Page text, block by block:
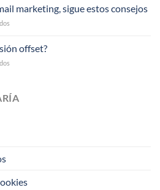
ejemplos
de
ambient
que
barreras
marketing, sigue estos consejos
email
marketing,
consejos
offset?
la
impresión